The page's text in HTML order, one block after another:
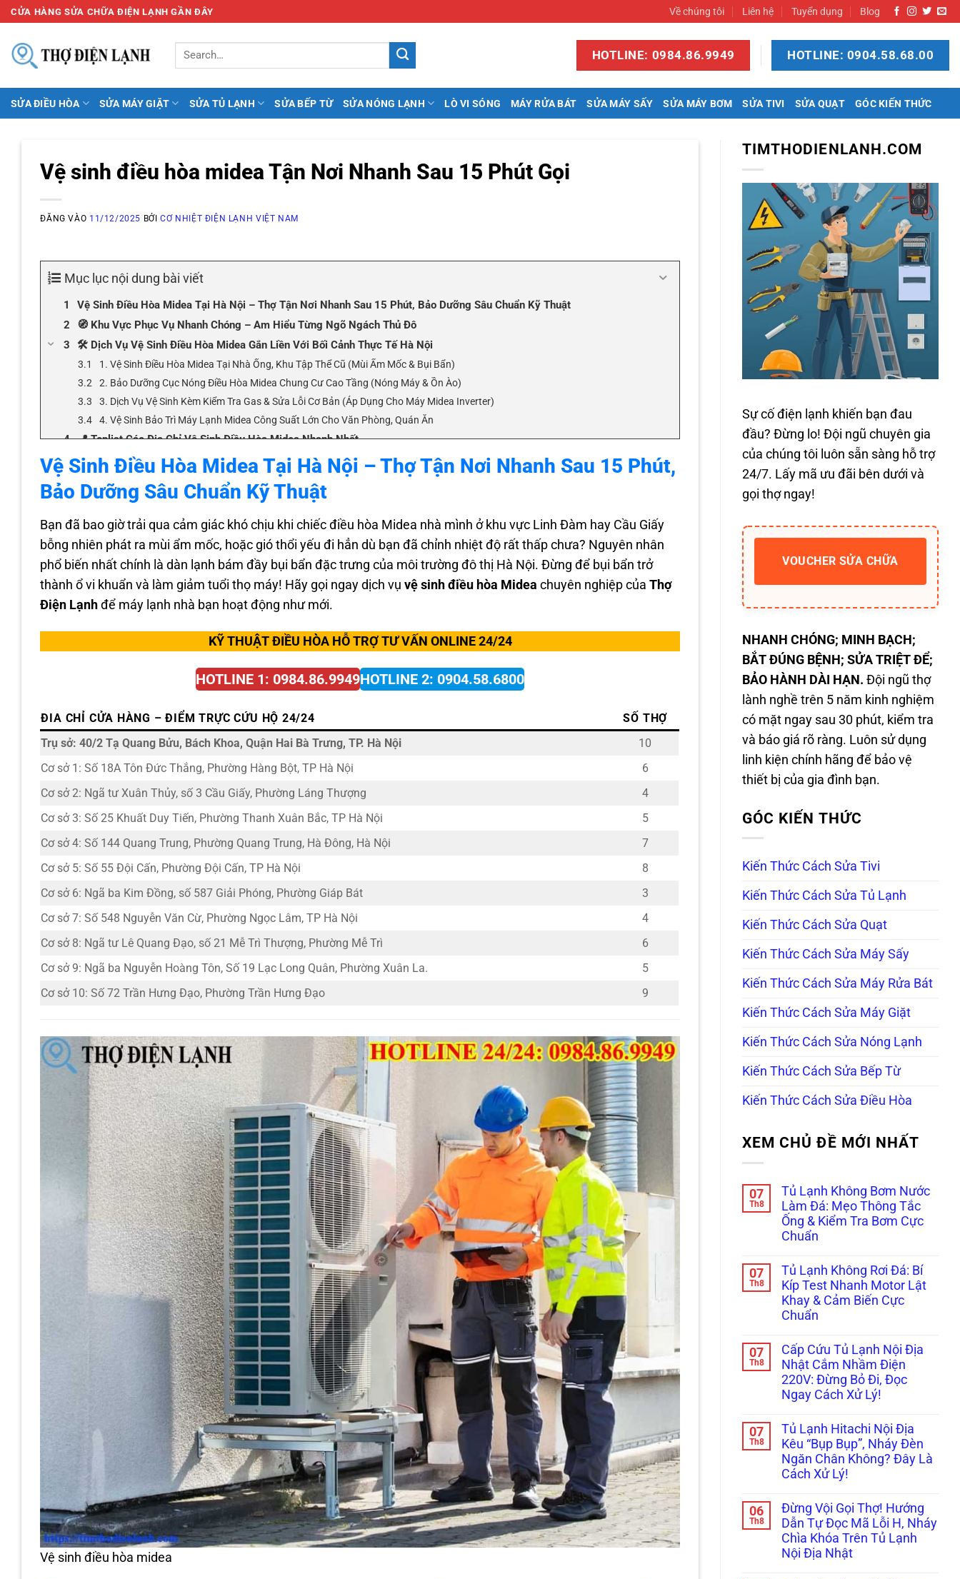
Bỏ
nội
dung
CỬA HÀNG SỬA CHỮA ĐIỆN LẠNH GẦN ĐÂY Về chúng tôi Liên hệ Tuyển dụng Blog
HOTLINE: 0984.86.9949 HOTLINE: 0904.58.68.00
SỬA ĐIỀU HÒA SỬA MÁY GIẶT SỬA TỦ LẠNH SỬA BẾP TỪ SỬA NÓNG LẠNH LÒ VI SÓNG MÁY RỬA BÁT SỬA MÁY SẤY SỬA MÁY BƠM SỬA TIVI SỬA QUẠT GÓC KIẾN THỨC
Vệ sinh điều hòa midea Tận Nơi Nhanh Sau 15 Phút Gọi
ĐĂNG VÀO 11/12/2025 BỞICƠ NHIỆT ĐIỆN LẠNH VIỆT NAM
Mục lục nội dung bài viết
Vệ Sinh Điều Hòa Midea Tại Hà Nội – Thợ Tận Nơi Nhanh Sau 15 Phút, Bảo Dưỡng Sâu Chuẩn Kỹ Thuật
🧭 Khu Vực Phục Vụ Nhanh Chóng – Am Hiểu Từng Ngõ Ngách Thủ Đô
🛠️ Dịch Vụ Vệ Sinh Điều Hòa Midea Gắn Liền Với Bối Cảnh Thực Tế Hà Nội
1. Vệ Sinh Điều Hòa Midea Tại Nhà Ống, Khu Tập Thể Cũ (Mùi Ẩm Mốc & Bụi Bẩn)
2. Bảo Dưỡng Cục Nóng Điều Hòa Midea Chung Cư Cao Tầng (Nóng Máy & Ồn Ào)
3. Dịch Vụ Vệ Sinh Kèm Kiểm Tra Gas & Sửa Lỗi Cơ Bản (Áp Dụng Cho Máy Midea Inverter)
4. Vệ Sinh Bảo Trì Máy Lạnh Midea Công Suất Lớn Cho Văn Phòng, Quán Ăn
📍 Toplist Các Địa Chỉ Vệ Sinh Điều Hòa Midea Nhanh Nhất
⭐ Cam Kết Dịch Vụ Vệ Sinh Điều Hòa Chất Lượng Cao Tại Hà Nội
📞 Lời Kêu Gọi Hành Động (CTA) – Gọi Ngay Thợ Điện Lạnh
❓ Câu Hỏi Thường Gặp (FAQ) Về Vệ Sinh Điều Hòa Midea Ở Hà Nội
Vệ Sinh Điều Hòa Midea Tại Hà Nội – Thợ Tận Nơi Nhanh Sau 15 Phút,
Bảo Dưỡng Sâu Chuẩn Kỹ Thuật
Bạn đã bao giờ trải qua cảm giác khó chịu khi chiếc điều hòa Midea nhà mình ở khu vực Linh Đàm hay Cầu Giấy
bỗng nhiên phát ra mùi ẩm mốc, hoặc gió thổi yếu đi hẳn dù bạn đã chỉnh nhiệt độ rất thấp chưa? Nguyên nhân
phổ biến nhất chính là dàn lạnh bám đầy bụi bẩn đặc trưng của môi trường đô thị Hà Nội. Đừng để bụi bẩn trở
thành ổ vi khuẩn và làm giảm tuổi thọ máy! Hãy gọi ngay dịch vụvệ sinh điều hòa Midea chuyên nghiệp củaThợ
Điện Lạnh để máy lạnh nhà bạn hoạt động như mới.
KỸ THUẬT ĐIỀU HÒA HỖ TRỢ TƯ VẤN ONLINE 24/24
HOTLINE 1: 0984.86.9949HOTLINE 2: 0904.58.6800
ĐIA CHỈ CỬA HÀNG – ĐIỂM TRỰC CỨU HỘ 24/24
SỐ THỢ
Trụ sở: 40/2 Tạ Quang Bửu, Bách Khoa, Quận Hai Bà Trưng, TP. Hà Nội
10
Cơ sở 1: Số 18A Tôn Đức Thắng, Phường Hàng Bột, TP Hà Nội
6
Cơ sở 2: Ngã tư Xuân Thủy, số 3 Cầu Giấy, Phường Láng Thượng
4
Cơ sở 3: Số 25 Khuất Duy Tiến, Phường Thanh Xuân Bắc, TP Hà Nội
5
Cơ sở 4: Số 144 Quang Trung, Phường Quang Trung, Hà Đông, Hà Nội
7
Cơ sở 5: Số 55 Đội Cấn, Phường Đội Cấn, TP Hà Nội
8
Cơ sở 6: Ngã ba Kim Đồng, số 587 Giải Phóng, Phường Giáp Bát
3
Cơ sở 7: Số 548 Nguyễn Văn Cừ, Phường Ngọc Lâm, TP Hà Nội
4
Cơ sở 8: Ngã tư Lê Quang Đạo, số 21 Mễ Trì Thượng, Phường Mễ Trì
6
Cơ sở 9: Ngã ba Nguyễn Hoàng Tôn, Số 19 Lạc Long Quân, Phường Xuân La.
5
Cơ sở 10: Số 72 Trần Hưng Đạo, Phường Trần Hưng Đạo
9
Vệ sinh điều hòa midea
TIMTHODIENLANH.COM
Sự cố điện lạnh khiến bạn đau
đầu? Đừng lo! Đội ngũ chuyên gia
của chúng tôi luôn sẵn sàng hỗ trợ
24/7. Lấy mã ưu đãi bên dưới và
gọi thợ ngay!
VOUCHER SỬA CHỮA
NHANH CHÓNG; MINH BẠCH;
BẮT ĐÚNG BỆNH; SỬA TRIỆT ĐỂ;
BẢO HÀNH DÀI HẠN. Đội ngũ thợ
lành nghề trên 5 năm kinh nghiệm
có mặt ngay sau 30 phút, kiểm tra
và báo giá rõ ràng. Luôn sử dụng
linh kiện chính hãng để bảo vệ
thiết bị của gia đình bạn.
GÓC KIẾN THỨC
Kiến Thức Cách Sửa Tivi
Kiến Thức Cách Sửa Tủ Lạnh
Kiến Thức Cách Sửa Quạt
Kiến Thức Cách Sửa Máy Sấy
Kiến Thức Cách Sửa Máy Rửa Bát
Kiến Thức Cách Sửa Máy Giặt
Kiến Thức Cách Sửa Nóng Lạnh
Kiến Thức Cách Sửa Bếp Từ
Kiến Thức Cách Sửa Điều Hòa
XEM CHỦ ĐỀ MỚI NHẤT
07
Th8
Tủ Lạnh Không Bơm Nước
Làm Đá: Mẹo Thông Tắc
Ống & Kiểm Tra Bơm Cực
Chuẩn
bình
luận
ở
Tủ
Lạnh
Không
Nước
Làm
Đá:
Mẹo
Thông
Tắc
Ống
Kiểm
Tra
Bơm
Cực
Chuẩn
07
Th8
Tủ Lạnh Không Rơi Đá: Bí
Kíp Test Nhanh Motor Lật
Khay & Cảm Biến Cực
Chuẩn
bình
luận
ở
Tủ
Lạnh
Không
Đá:
Kíp
Test
Nhanh
Motor
Lật
Cảm
Biến
Cực
Chuẩn
07
Th8
Cấp Cứu Tủ Lạnh Nội Địa
Nhật Cắm Nhầm Điện
220V: Đừng Bỏ Đi, Đọc
Ngay Cách Xử Lý!
bình
luận
ở
Cấp
Cứu
Tủ
Nội
Địa
Nhật
Cắm
Nhầm
Điện
220V:
07
Th8
Tủ Lạnh Hitachi Nội Địa
Kêu “Bụp Bụp”, Nháy Đèn
Ngăn Chân Không? Đây Là
Cách Xử Lý!
bình
luận
ở
Tủ
Lạnh
Hitachi
06
Th8
Đừng Vội Gọi Thợ! Hướng
Dẫn Tự Đọc Mã Lỗi H, Nháy
Chìa Khóa Trên Tủ Lạnh
Nội Địa Nhật